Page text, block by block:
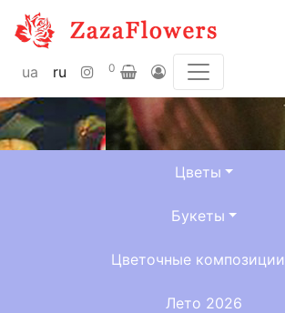
ua ru 0
Цветы
Букеты
Цветочные композиции
Лето 2026